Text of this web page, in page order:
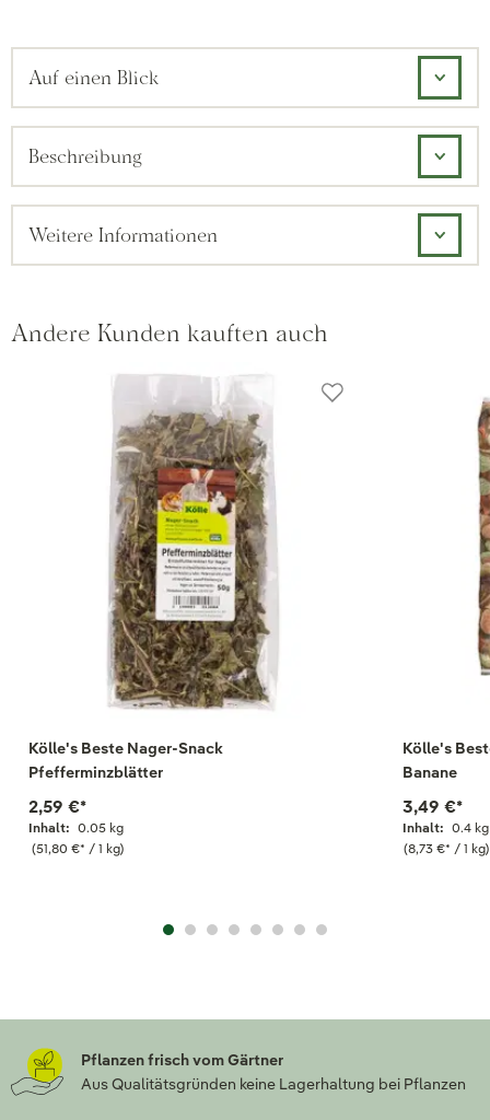
Auf einen Blick
Beschreibung
Weitere Informationen
Andere Kunden kauften auch
Kölle's Beste Nager-Snack
Pfefferminzblätter
Inhalt: 0.05 kg
(51,80 €* / 1 kg)
2,59 €*
Kölle's
Banane
Inhalt: 0.4 kg
(8,73 €* / 1 kg)
3,49 €*
Pflanzen frisch vom Gärtner
Aus Qualitätsgründen keine Lagerhaltung bei Pflanzen